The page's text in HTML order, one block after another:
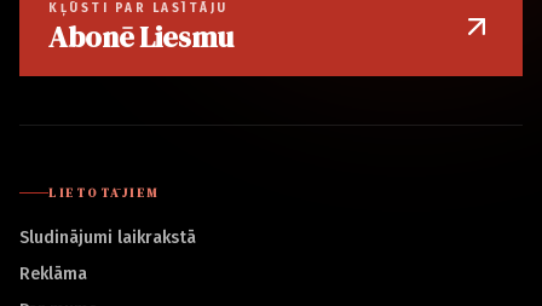
KĻŪSTI PAR LASĪTĀJU
Abonē Liesmu
LIETOTĀJIEM
Sludinājumi laikrakstā
Reklāma